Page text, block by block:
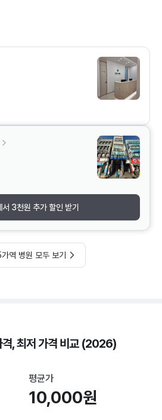
서 3천원 추가 할인 받기
역 병원 모두 보기
격, 최저 가격 비교 (2026)
평균가
10,000원